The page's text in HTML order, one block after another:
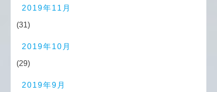
2019年11月
(31)
2019年10月
(29)
2019年9月